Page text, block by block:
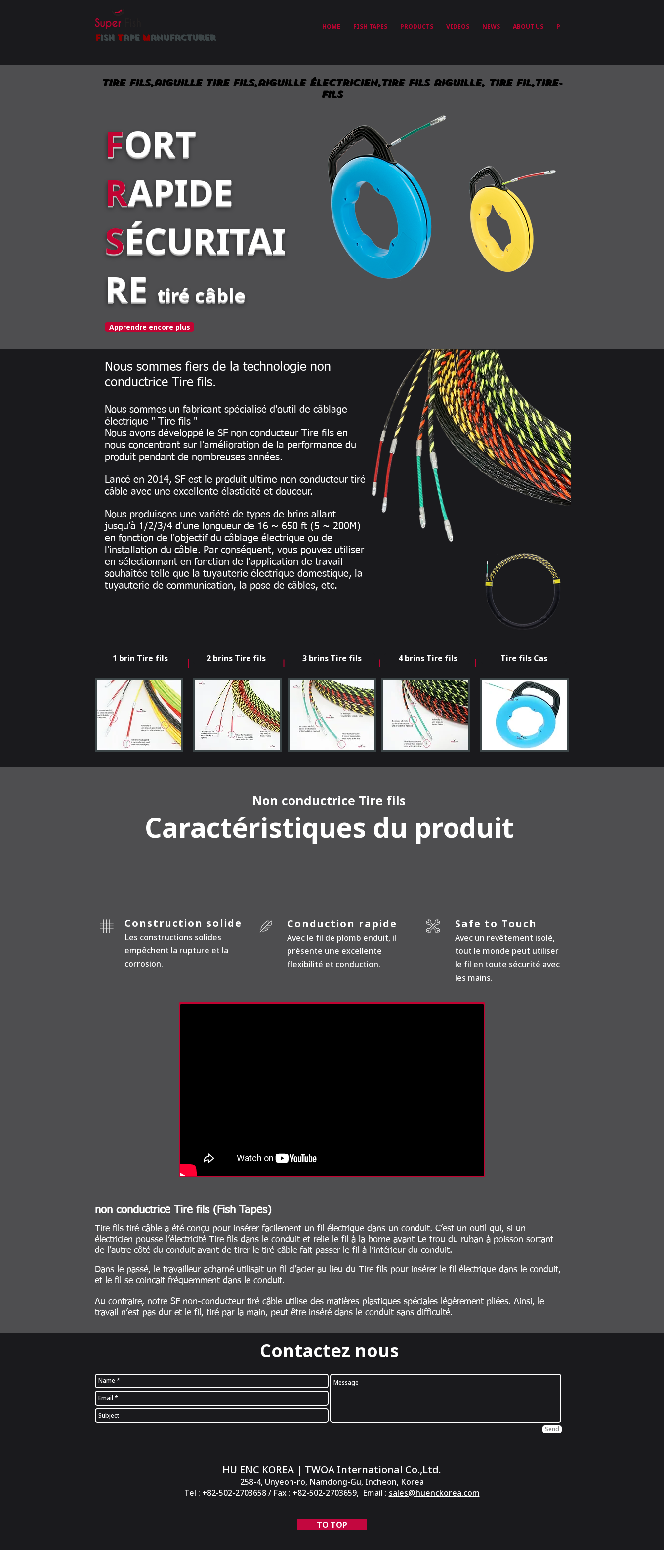
fish tape manufacturer
HOME FISH TAPES PRODUCTS VIDEOS NEWS ABOUT US P
Tire fils,aiguille Tire fils,aiguille électricien,Tire fils aiguille, Tire fil,Tire-
fils
FORT
RAPIDE
SÉCURITAI
RE tiré câble
Apprendre encore plus
Nous sommes un fabricant spécialisé d'outil de câblage
électrique " Tire fils "
Nous avons développé le SF non conducteur Tire fils en
nous concentrant sur l'amélioration de la performance du
produit pendant de nombreuses années.
Lancé en 2014, SF est le produit ultime non conducteur tiré
câble avec une excellente élasticité et douceur.
Nous produisons une variété de types de brins allant
jusqu'à 1/2/3/4 d'une longueur de 16 ~ 650 ft (5 ~ 200M)
en fonction de l'objectif du câblage électrique ou de
l'installation du câble. Par conséquent, vous pouvez utiliser
en sélectionnant en fonction de l'application de travail
souhaitée telle que la tuyauterie électrique domestique, la
tuyauterie de communication, la pose de câbles, etc.
Nous sommes fiers de la technologie non
conductrice Tire fils.
1 brin Tire fils 2 brins Tire fils 3 brins Tire fils 4 brins Tire fils Tire fils Cas
Non conductrice Tire fils
Caractéristiques du produit
Construction solide
Les constructions solides
empêchent la rupture et la
corrosion.
Conduction rapide
Avec le fil de plomb enduit, il
présente une excellente
flexibilité et conduction.
Safe to Touch
Avec un revêtement isolé,
tout le monde peut utiliser
le fil en toute sécurité avec
les mains.
non conductrice Tire fils (Fish Tapes)
Tire fils tiré câble a été conçu pour insérer facilement un fil électrique dans un conduit. C’est un outil qui, si un
électricien pousse l’électricité Tire fils dans le conduit et relie le fil à la borne avant Le trou du ruban à poisson sortant
de l’autre côté du conduit avant de tirer le tiré câble fait passer le fil à l’intérieur du conduit.
Dans le passé, le travailleur acharné utilisait un fil d’acier au lieu du Tire fils pour insérer le fil électrique dans le conduit,
et le fil se coincait fréquemment dans le conduit.
Au contraire, notre SF non-conducteur tiré câble utilise des matières plastiques spéciales légèrement pliées. Ainsi, le
travail n’est pas dur et le fil, tiré par la main, peut être inséré dans le conduit sans difficulté.
Contactez nous
Send
HU ENC KOREA | TWOA International Co.,Ltd.
258-4, Unyeon-ro, Namdong-Gu, Incheon, Korea
Tel : +82-502-2703658 / Fax : +82-502-2703659, Email : sales@huenckorea.com
TO TOP